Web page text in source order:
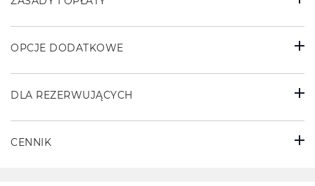
OPCJE DODATKOWE
DLA REZERWUJĄCYCH
CENNIK